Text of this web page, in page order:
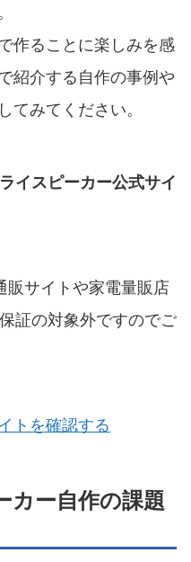
作ることに楽しみを感
紹介する自作の事例や
てみてください。
イスピーカー公式サイ
販サイトや家電量販店
証の対象外ですのでご
トを確認する
カー自作の課題